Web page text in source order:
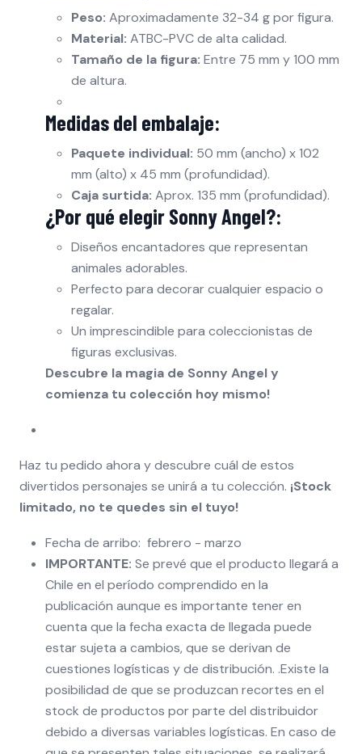
Peso: Aproximadamente 32-34 g por figura.
Material: ATBC-PVC de alta calidad.
Tamaño de la figura: Entre 75 mm y 100 mm
de altura.
Medidas del embalaje:
Paquete individual: 50 mm (ancho) x 102
mm (alto) x 45 mm (profundidad).
Caja surtida: Aprox. 135 mm (profundidad).
¿Por qué elegir Sonny Angel?:
Diseños encantadores que representan
animales adorables.
Perfecto para decorar cualquier espacio o
regalar.
Un imprescindible para coleccionistas de
figuras exclusivas.
Descubre la magia de Sonny Angel y
comienza tu colección hoy mismo!
Haz tu pedido ahora y descubre cuál de estos
divertidos personajes se unirá a tu colección. ¡Stock
limitado, no te quedes sin el tuyo!
Fecha de arribo: febrero - marzo
IMPORTANTE: Se prevé que el producto llegará a
Chile en el período comprendido en la
publicación aunque es importante tener en
cuenta que la fecha exacta de llegada puede
estar sujeta a cambios, que se derivan de
cuestiones logísticas y de distribución. .Existe la
posibilidad de que se produzcan recortes en el
stock de productos por parte del distribuidor
debido a diversas variables logísticas. En caso de